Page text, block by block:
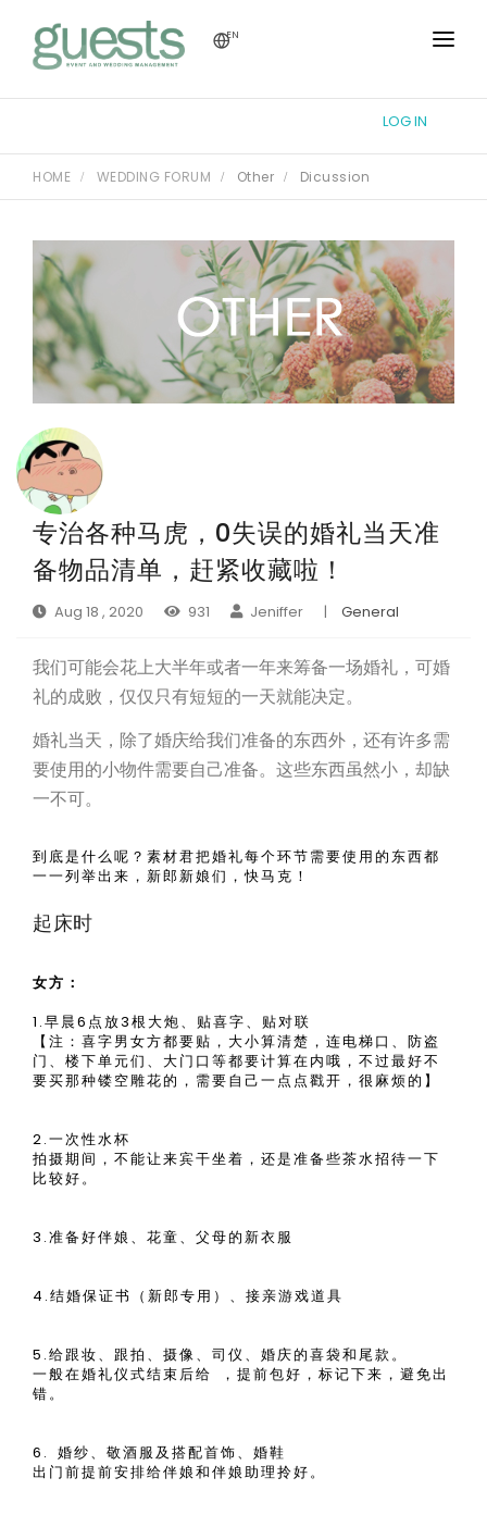
EN
THEME DESIGN
REGISTRY
LOG IN
HOME WEDDING FORUM Other Dicussion
专治各种马虎，0失误的婚礼当天准
备物品清单，赶紧收藏啦！
Aug 18 , 2020 931 Jeniffer | General
我们可能会花上大半年或者一年来筹备一场婚礼，可婚
礼的成败，仅仅只有短短的一天就能决定。
婚礼当天，除了婚庆给我们准备的东西外，还有许多需
要使用的小物件需要自己准备。这些东西虽然小，却缺
一不可。
到底是什么呢？素材君把婚礼每个环节需要使用的东西都
一一列举出来，新郎新娘们，快马克！
起床时
女方：
1.早晨6点放3根大炮、贴喜字、贴对联
【注：喜字男女方都要贴，大小算清楚，连电梯口、防盗
门、楼下单元们、大门口等都要计算在内哦，不过最好不
要买那种镂空雕花的，需要自己一点点戳开，很麻烦的】
2.一次性水杯
拍摄期间，不能让来宾干坐着，还是准备些茶水招待一下
比较好。
3.准备好伴娘、花童、父母的新衣服
4.结婚保证书（新郎专用）、接亲游戏道具
5.给跟妆、跟拍、摄像、司仪、婚庆的喜袋和尾款。
一般在婚礼仪式结束后给 ，提前包好，标记下来，避免出
错。
6. 婚纱、敬酒服及搭配首饰、婚鞋
出门前提前安排给伴娘和伴娘助理拎好。